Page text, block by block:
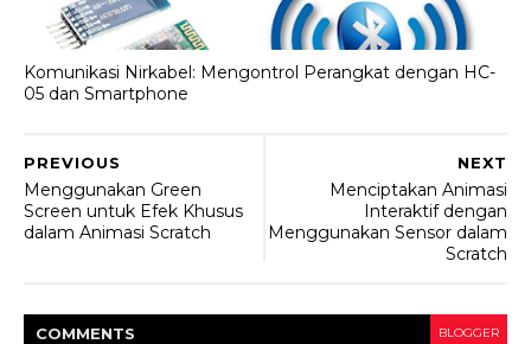
Komunikasi Nirkabel: Mengontrol Perangkat dengan HC-
05 dan Smartphone
NEXT
Menciptakan Animasi
Interaktif dengan
Menggunakan Sensor dalam
Scratch
PREVIOUS
Menggunakan Green
Screen untuk Efek Khusus
dalam Animasi Scratch
COMMENTS BLOGGER